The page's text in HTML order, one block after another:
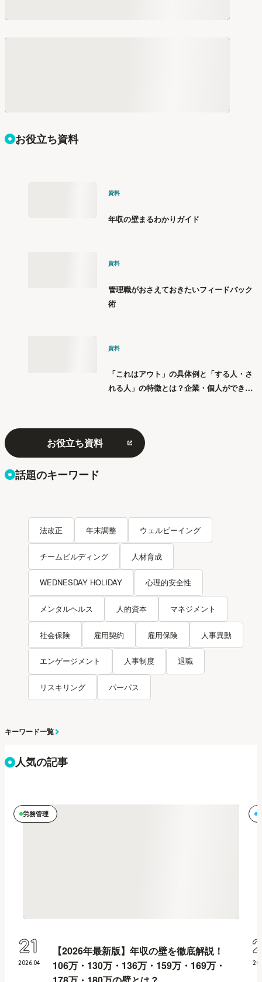
お役立ち資料
資料
年収の壁まるわかりガイド
資料
管理職がおさえておきたいフィードバック
術
資料
「これはアウト」の具体例と「する人・さ
れる人」の特徴とは？企業・個人ができる
お役立ち資料
話題のキーワード
法改正 年末調整 ウェルビーイング
チームビルディング 人材育成
WEDNESDAY HOLIDAY 心理的安全性
メンタルヘルス 人的資本 マネジメント
社会保険 雇用契約 雇用保険 人事異動
エンゲージメント 人事制度 退職
リスキリング パーパス
キーワード一覧
人気の記事
労務管理
【2026年最新版】年収の壁を徹底解説！
106万・130万・136万・159万・169万・
2026.04
21